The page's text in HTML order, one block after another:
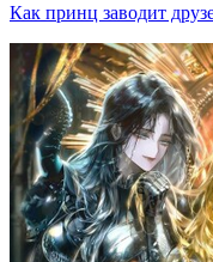
Как принц заводит